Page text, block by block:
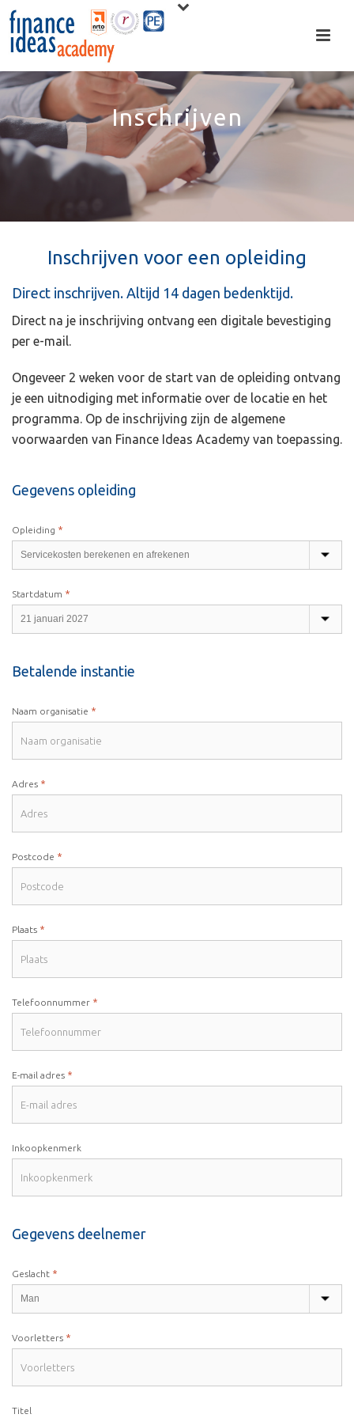
Inschrijven
Inschrijven voor een opleiding
Direct inschrijven. Altijd 14 dagen bedenktijd.
Direct na je inschrijving ontvang een digitale bevestiging
per e-mail.
Ongeveer 2 weken voor de start van de opleiding ontvang
je een uitnodiging met informatie over de locatie en het
programma. Op de inschrijving zijn de algemene
voorwaarden van Finance Ideas Academy van toepassing.
Gegevens opleiding
Opleiding *
Startdatum *
Betalende instantie
Naam organisatie *
Adres *
Postcode *
Plaats *
Telefoonnummer *
E-mail adres *
Inkoopkenmerk
Gegevens deelnemer
Geslacht *
Voorletters *
Titel